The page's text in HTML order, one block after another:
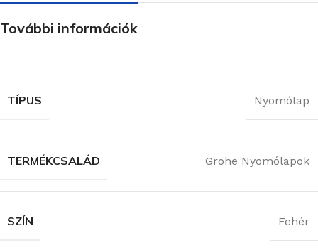
További információk
TÍPUS Nyomólap
TERMÉKCSALÁD Grohe Nyomólapok
SZÍN Fehér